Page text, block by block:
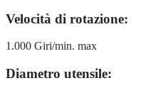
Velocità di rotazione:
1.000 Giri/min. max
Diametro utensile: